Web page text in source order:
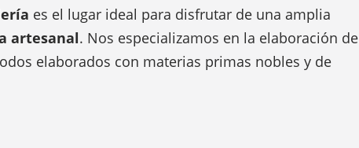
es el lugar ideal para disfrutar de una amplia
artesanal. Nos especializamos en la elaboración de
elaborados con materias primas nobles y de